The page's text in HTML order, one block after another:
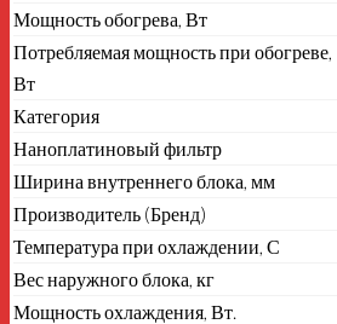
Мощность обогрева, Вт
Потребляемая мощность при обогреве,
Вт
Категория
Наноплатиновый фильтр
Ширина внутреннего блока, мм
Производитель (Бренд)
Температура при охлаждении, С
Вес наружного блока, кг
Мощность охлаждения, Вт.